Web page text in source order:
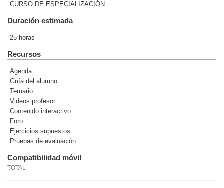
CURSO DE ESPECIALIZACIÓN
Duración estimada
25 horas
Recursos
Agenda
Guía del alumno
Temario
Videos profesor
Contenido interactivo
Foro
Ejercicios supuestos
Pruebas de evaluación
Compatibilidad móvil
TOTAL